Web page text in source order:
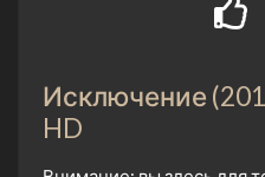
Исключение
HD